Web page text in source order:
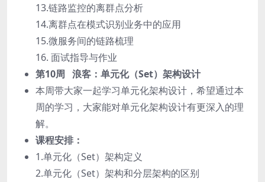
13.链路监控的离群点分析
14.离群点在模式识别业务中的应用
15.微服务间的链路梳理
16. 面试指导与作业
第10周 浪客：单元化（Set）架构设计
本周带大家一起学习单元化架构设计，希望通过本
周的学习，大家能对单元化架构设计有更深入的理
解。
课程安排：
1.单元化（Set）架构定义
2.单元化（Set）架构和分层架构的区别